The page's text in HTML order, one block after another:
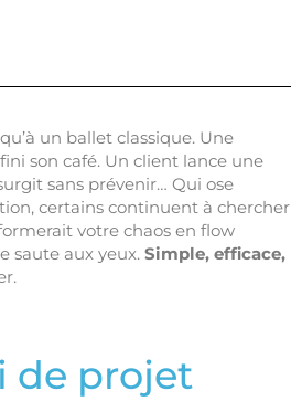
un ballet classique. Une
son café. Un client lance une
sans prévenir… Qui ose
certains continuent à chercher
votre chaos en flow
saute aux yeux. Simple, efficace,
de projet